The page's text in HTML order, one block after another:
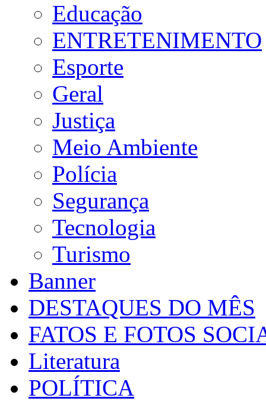
Educação
ENTRETENIMENTO
Esporte
Geral
Justiça
Meio Ambiente
Polícia
Segurança
Tecnologia
Turismo
Banner
DESTAQUES DO MÊS
FATOS E FOTOS
Literatura
POLÍTICA